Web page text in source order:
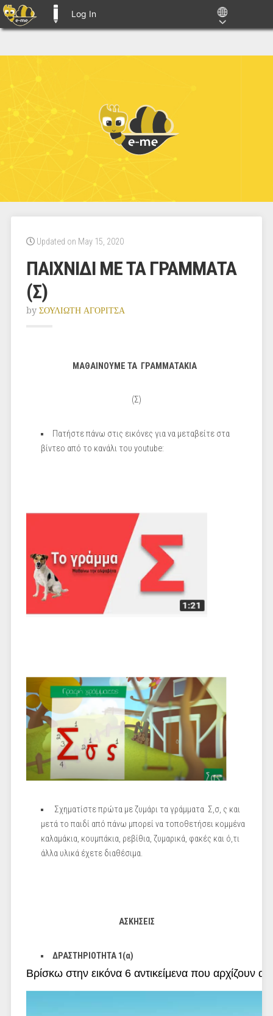
Log In
Updated on May 15, 2020
ΠΑΙΧΝΙΔΙ ΜΕ ΤΑ ΓΡΑΜΜΑΤΑ
(Σ)
by ΣΟΥΛΙΩΤΗ ΑΓΟΡΙΤΣΑ
ΜΑΘΑΙΝΟΥΜΕ ΤΑ ΓΡΑΜΜΑΤΑΚΙΑ
(Σ)
Πατήστε πάνω στις εικόνες για να μεταβείτε στα
βίντεο από το κανάλι του youtube:
Σχηματίστε πρώτα με ζυμάρι τα γράμματα Σ,σ, ς και
μετά το παιδί από πάνω μπορεί να τοποθετήσει κομμένα
καλαμάκια, κουμπάκια, ρεβίθια, ζυμαρικά, φακές και ό,τι
άλλα υλικά έχετε διαθέσιμα.
ΑΣΚΗΣΕΙΣ
ΔΡΑΣΤΗΡΙΟΤΗΤΑ 1(α)